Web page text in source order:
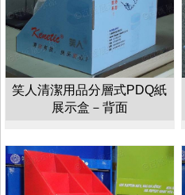
笑人清潔用品分層式PDQ紙
展示盒－背面